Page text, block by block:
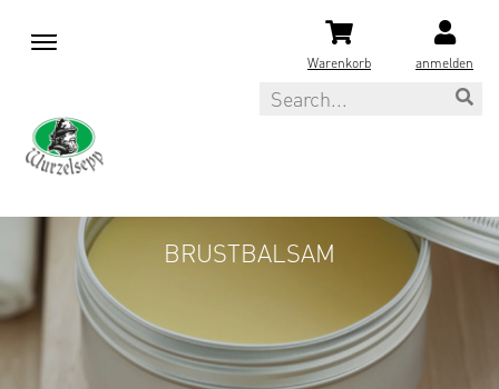
M
Warenkorb anmelden
Search
BRUSTBALSAM